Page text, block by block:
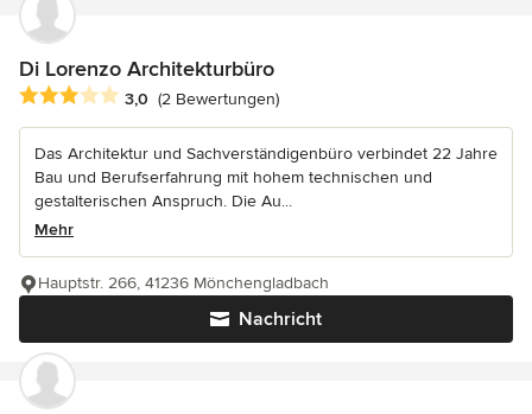
Di Lorenzo Architekturbüro
Durchschnittliche Bewertung: 3 von 5 Sternen
3,0 (2 Bewertungen)
Das Architektur und Sachverständigenbüro verbindet 22 Jahre
Bau und Berufserfahrung mit hohem technischen und
gestalterischen Anspruch. Die Au...
Mehr
Nachricht
Hauptstr. 266, 41236 Mönchengladbach